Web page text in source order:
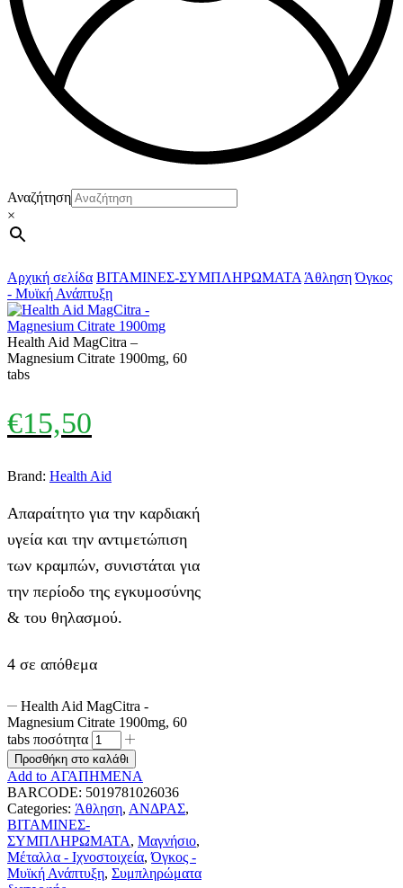
Αναζήτηση
×
Αρχική σελίδα ΒΙΤΑΜΙΝΕΣ-ΣΥΜΠΛΗΡΩΜΑΤΑ Άθληση Όγκος
- Μυϊκή Ανάπτυξη
Health Aid MagCitra –
Magnesium Citrate 1900mg, 60
tabs
€15,50
Brand: Health Aid
Απαραίτητο για την καρδιακή
υγεία και την αντιμετώπιση
των κραμπών, συνιστάται για
την περίοδο της εγκυμοσύνης
& του θηλασμού.
4 σε απόθεμα
Health Aid MagCitra -
Magnesium Citrate 1900mg, 60
tabs ποσότητα
Προσθήκη στο καλάθι
Add to ΑΓΑΠΗΜΕΝΑ
BARCODE: 5019781026036
Categories: Άθληση, ΑΝΔΡΑΣ,
ΒΙΤΑΜΙΝΕΣ-
ΣΥΜΠΛΗΡΩΜΑΤΑ, Μαγνήσιο,
Μέταλλα - Ιχνοστοιχεία,Όγκος -
Μυϊκή Ανάπτυξη, Συμπληρώματα